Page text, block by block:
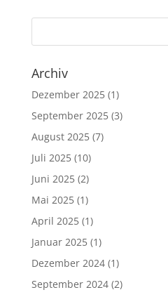
Archiv
Dezember 2025(1)
September 2025(3)
August 2025(7)
Juli 2025(10)
Juni 2025(2)
Mai 2025(1)
April 2025(1)
Januar 2025(1)
Dezember 2024(1)
September 2024(2)